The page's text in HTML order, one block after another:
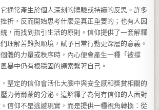
通常產生於個人深刻的體驗或持續的反思。許多
折，反而開始思考什麼是真正重要的；也有人因
，而找到指引生活的原則。信仰提供了一套解釋
理解苦難與順境，賦予日常行動更深層的意義。
體的力量或秩序時，內心便會產生一種「被撐
暴中仍有根穩固的繩索繫著自己。
堅定的信仰會活化大腦中與安全感和獎賞相關的
力荷爾蒙的分泌。這解釋了為何有信仰的人面對
信仰不是逃避現實，而是提供一種視角轉換：從